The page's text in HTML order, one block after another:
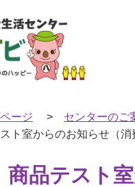
ージ > センターのご
ト室からのお知らせ（
商品テスト